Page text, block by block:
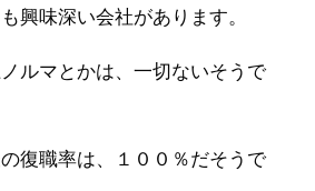
興味深い会社があります。
ルマとかは、一切ないそうで
復職率は、１００％だそうで